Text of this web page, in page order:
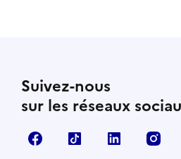
Suivez-nous
sur les réseaux
FacebookTikTok LinkedIn